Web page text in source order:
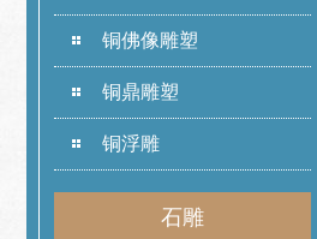
铜佛像雕塑
铜鼎雕塑
铜浮雕
石雕